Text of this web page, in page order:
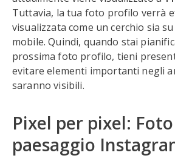
Tuttavia, la tua foto profilo verrà
visualizzata come un cerchio sia
mobile. Quindi, quando stai
prossima foto profilo, tieni
evitare elementi importanti negli
saranno visibili.
Pixel per pixel:
paesaggio